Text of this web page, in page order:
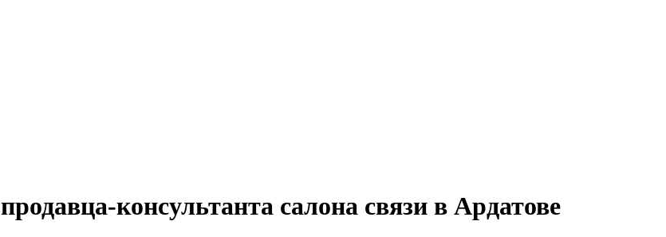
консультанта салона связи в Ардатове